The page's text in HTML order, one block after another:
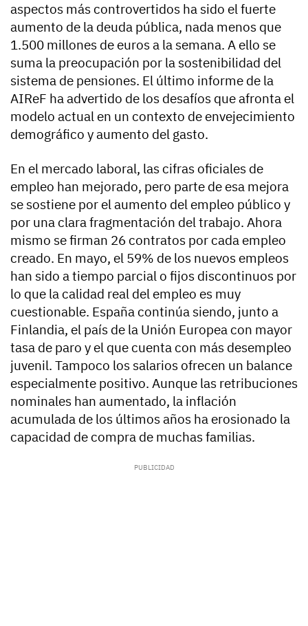
aspectos más controvertidos ha sido el fuerte
aumento de la deuda pública, nada menos que
1.500 millones de euros a la semana. A ello se
suma la preocupación por la sostenibilidad del
sistema de pensiones. El último informe de la
AIReF ha advertido de los desafíos que afronta el
modelo actual en un contexto de envejecimiento
demográfico y aumento del gasto.
En el mercado laboral, las cifras oficiales de
empleo han mejorado, pero parte de esa mejora
se sostiene por el aumento del empleo público y
por una clara fragmentación del trabajo. Ahora
mismo se firman 26 contratos por cada empleo
creado. En mayo, el 59% de los nuevos empleos
han sido a tiempo parcial o fijos discontinuos por
lo que la calidad real del empleo es muy
cuestionable. España continúa siendo, junto a
Finlandia, el país de la Unión Europea con mayor
tasa de paro y el que cuenta con más desempleo
juvenil. Tampoco los salarios ofrecen un balance
especialmente positivo. Aunque las retribuciones
nominales han aumentado, la inflación
acumulada de los últimos años ha erosionado la
capacidad de compra de muchas familias.